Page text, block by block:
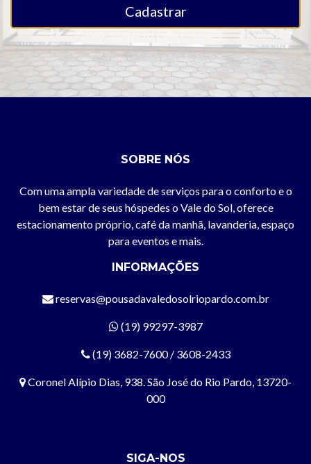
Cadastrar
SOBRE NÓS
Com uma ampla variedade de serviços para o conforto e o
bem estar de seus hóspedes o Vale do Sol, oferece
estacionamento próprio, café da manhã, lavanderia, espaço
para eventos e mais.
INFORMAÇÕES
reservas@pousadavaledosolriopardo.com.br
(19) 99297-3987
(19) 3682-7600 / 3608-2433
Coronel Alípio Dias, 938. São José do Rio Pardo, 13720-
000
SIGA-NOS